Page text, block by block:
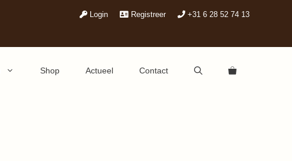
Login Registreer +31 6 28 52 74 13
Shop Actueel Contact